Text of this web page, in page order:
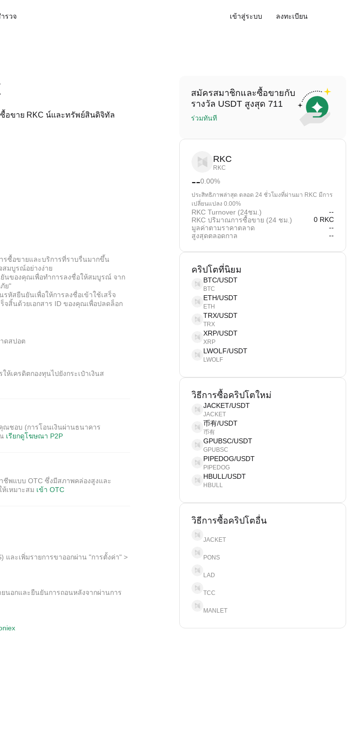
รวจ เข้าสู่ระบบ ลงทะเบียน
อขาย RKC น์และทรัพย์สินดิจิทัล
รซื้อขายและบริการที่ราบรื่นมากขึ้น
สมบูรณ์อย่างง่าย
นของคุณเพื่อทำการลงชื่อให้สมบูรณ์ จาก
ย"
สยืนยันเพื่อให้การลงชื่อเข้าใช้เสร็จ
สิ้นด้วยเอกสาร ID ของคุณเพื่อปลดล็อก
ดสปอต
เครดิตกองทุนไปยังกระเป๋าเงินส
ณชอบ (การโอนเงินผ่านธนาคาร
เรียกดูโฆษณา P2P
ชีพแบบ OTC ซึ่งมีสภาพคล่องสูงและ
เหมาะสม เข้า OTC
และเพิ่มรายการขาออกผ่าน "การตั้งค่า" >
ยนอกและยืนยันการถอนหลังจากผ่านการ
สมัครสมาชิกและซื้อขายกับ
รางวัล USDT สูงสุด 711
ร่วมทันที
RKC
RKC
--0.00%
ประสิทธิภาพล่าสุด ตลอด 24 ชั่วโมงที่ผ่านมา RKC มีการ
เปลี่ยนแปลง 0.00%
RKC Turnover (24ชม.)
--
RKC ปริมาณการซื้อขาย (24 ชม.)
0 RKC
มูลค่าตามราคาตลาด
--
สูงสุดตลอดกาล
--
คริปโตที่นิยม
BTC/USDT
BTC
ETH/USDT
ETH
TRX/USDT
TRX
XRP/USDT
XRP
LWOLF/USDT
LWOLF
วิธีการซื้อคริปโตใหม่
JACKET/USDT
JACKET
币有/USDT
币有
GPUBSC/USDT
GPUBSC
PIPEDOG/USDT
PIPEDOG
HBULL/USDT
HBULL
วิธีการซื้อคริปโตอื่น
JACKET
PONS
LAD
TCC
MANLET